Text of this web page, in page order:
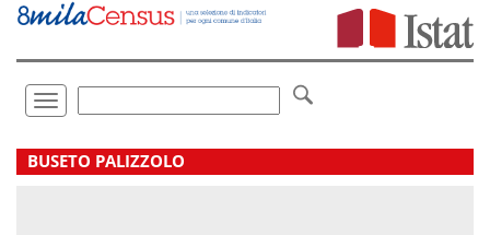
Vai
direttamente
Toggle
navigation
.
BUSETO PALIZZOLO